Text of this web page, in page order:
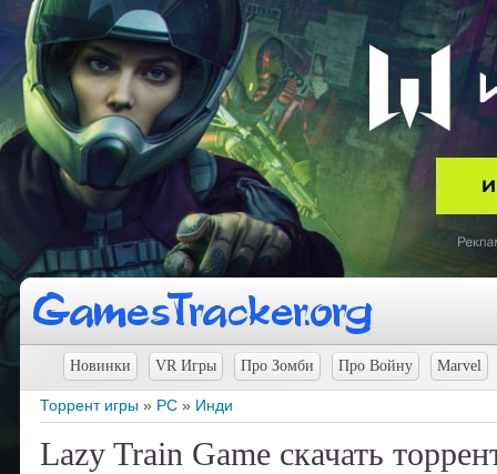
Новинки VR Игры Про Зомби Про Войну Marvel
Торрент игры » PC » Инди
Lazy Train Game скачать